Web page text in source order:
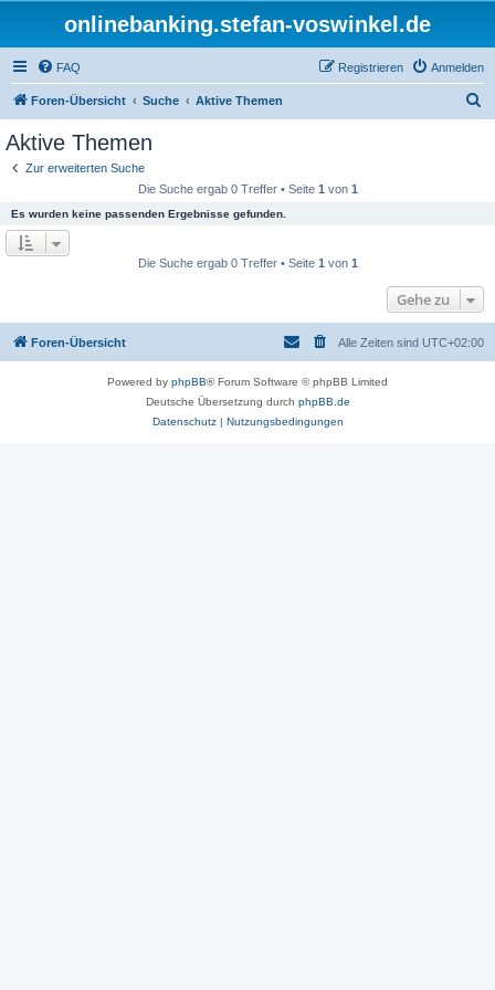
onlinebanking.stefan-voswinkel.de
FAQ Anmelden
Registrieren
Foren-Übersicht Suche Aktive Themen
Aktive Themen
Zur erweiterten Suche
Die Suche ergab 0 Treffer • Seite 1 von 1
Es wurden keine passenden Ergebnisse gefunden.
Die Suche ergab 0 Treffer • Seite 1 von 1
Gehe zu
Foren-Übersicht Alle Zeiten sind UTC+02:00
Powered by phpBB® Forum Software © phpBB Limited
Deutsche Übersetzung durch phpBB.de
Datenschutz| Nutzungsbedingungen